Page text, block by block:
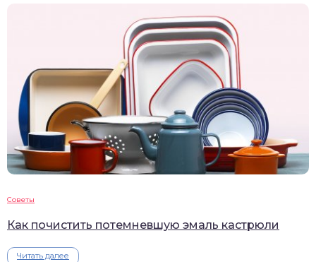
Советы
Как почистить потемневшую эмаль кастрюли
Читать далее